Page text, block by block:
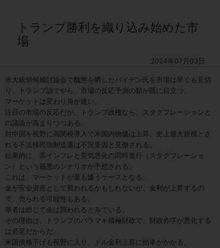
トランプ勝利を織り込み始めた市
場
2024年07月03日
米大統領候補討論会で醜態を晒したバイデン氏を市場は早くも見切
り、トランプ詣でやら、市場の反応予測の類が既に目立つ。
マーケットは変わり身が速い。
注目の市場の反応だが、トランプ政権なら、スタグフレーションと
の議論が高まりつつある。
対中国を視野に高関税導入で米国内物価は上昇。史上最大規模とさ
れる不法移民強制送還は不況要因と見做される。
結果的に、高インフレと景気悪化の同時進行（スタグフレーショ
ン）という最悪のシナリオが予想される。
これは、マーケットが最も嫌うケースとなる。
金が安全資産として買われるかもしれないが、金利が上昇するの
で、売られる可能性もある。
筆者は総じて金は買われるとみている。
その理由は、トランプのバラマキ積極財政で、財政赤字が悪化する
は必至だからだ。
米国債格下げも視野に入り、ドル金利上昇に拍車がかかる。